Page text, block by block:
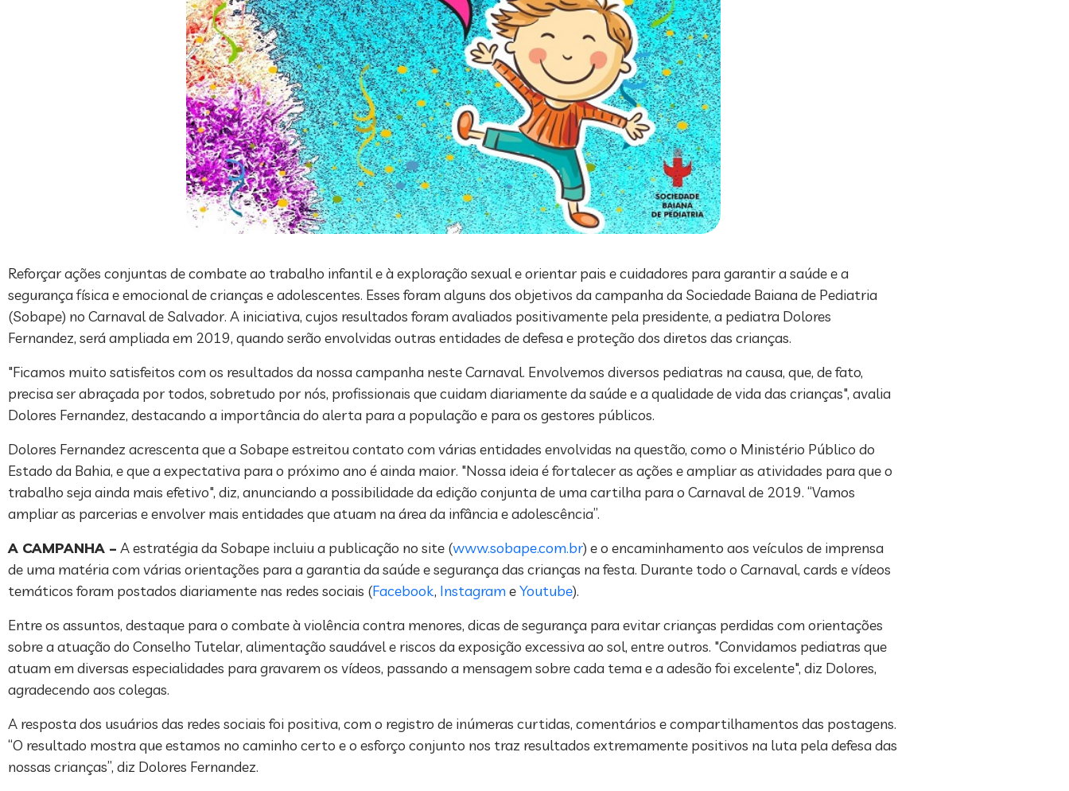
Reforçar ações conjuntas de combate ao trabalho infantil e à exploração sexual e orientar pais e cuidadores para garantir a saúde e a
segurança física e emocional de crianças e adolescentes. Esses foram alguns dos objetivos da campanha da Sociedade Baiana de Pediatria
(Sobape) no Carnaval de Salvador. A iniciativa, cujos resultados foram avaliados positivamente pela presidente, a pediatra Dolores
Fernandez, será ampliada em 2019, quando serão envolvidas outras entidades de defesa e proteção dos diretos das crianças.
"Ficamos muito satisfeitos com os resultados da nossa campanha neste Carnaval. Envolvemos diversos pediatras na causa, que, de fato,
precisa ser abraçada por todos, sobretudo por nós, profissionais que cuidam diariamente da saúde e a qualidade de vida das crianças", avalia
Dolores Fernandez, destacando a importância do alerta para a população e para os gestores públicos.
Dolores Fernandez acrescenta que a Sobape estreitou contato com várias entidades envolvidas na questão, como o Ministério Público do
Estado da Bahia, e que a expectativa para o próximo ano é ainda maior. "Nossa ideia é fortalecer as ações e ampliar as atividades para que o
trabalho seja ainda mais efetivo", diz, anunciando a possibilidade da edição conjunta de uma cartilha para o Carnaval de 2019. “Vamos
ampliar as parcerias e envolver mais entidades que atuam na área da infância e adolescência”.
A CAMPANHA – A estratégia da Sobape incluiu a publicação no site (www.sobape.com.br) e o encaminhamento aos veículos de imprensa
de uma matéria com várias orientações para a garantia da saúde e segurança das crianças na festa. Durante todo o Carnaval, cards e vídeos
temáticos foram postados diariamente nas redes sociais (Facebook, Instagram eYoutube).
Entre os assuntos, destaque para o combate à violência contra menores, dicas de segurança para evitar crianças perdidas com orientações
sobre a atuação do Conselho Tutelar, alimentação saudável e riscos da exposição excessiva ao sol, entre outros. "Convidamos pediatras que
atuam em diversas especialidades para gravarem os vídeos, passando a mensagem sobre cada tema e a adesão foi excelente", diz Dolores,
agradecendo aos colegas.
A resposta dos usuários das redes sociais foi positiva, com o registro de inúmeras curtidas, comentários e compartilhamentos das postagens.
“O resultado mostra que estamos no caminho certo e o esforço conjunto nos traz resultados extremamente positivos na luta pela defesa das
nossas crianças”, diz Dolores Fernandez.